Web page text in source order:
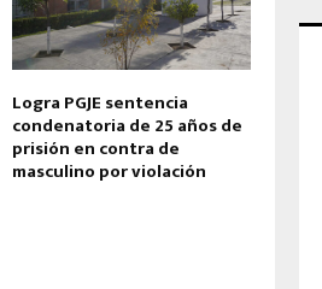
Logra PGJE sentencia
condenatoria de 25 años de
prisión en contra de
masculino por violación